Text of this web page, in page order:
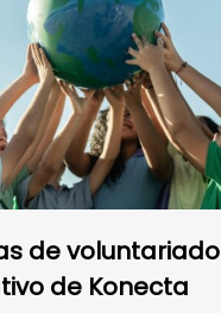
de voluntariado
de Konecta